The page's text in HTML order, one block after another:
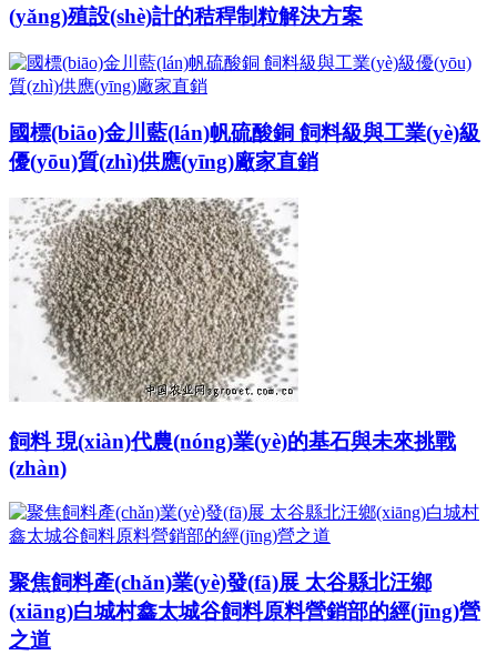
(yǎng)殖設(shè)計的秸稈制粒解決方案
國標(biāo)金川藍(lán)帆硫酸銅 飼料級與工業(yè)級
優(yōu)質(zhì)供應(yīng)廠家直銷
飼料 現(xiàn)代農(nóng)業(yè)的基石與未來挑戰
(zhàn)
聚焦飼料產(chǎn)業(yè)發(fā)展 太谷縣北汪鄉
(xiāng)白城村鑫太城谷飼料原料營銷部的經(jīng)營
之道